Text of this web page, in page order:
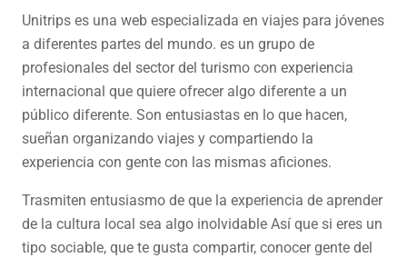
Unitrips es una web especializada en viajes para jóvenes
a diferentes partes del mundo. es un grupo de
profesionales del sector del turismo con experiencia
internacional que quiere ofrecer algo diferente a un
público diferente. Son entusiastas en lo que hacen,
sueñan organizando viajes y compartiendo la
experiencia con gente con las mismas aficiones.
Trasmiten entusiasmo de que la experiencia de aprender
de la cultura local sea algo inolvidable Así que si eres un
tipo sociable, que te gusta compartir, conocer gente del